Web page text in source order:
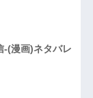
-(漫画)ネタバレ